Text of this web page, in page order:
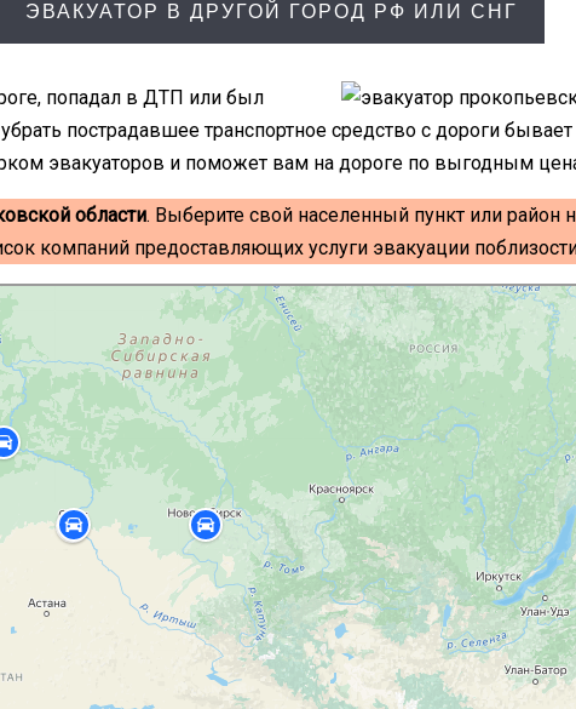
ЭВАКУАТОР В ДРУГОЙ ГОРОД РФ ИЛИ СНГ
попадал в ДТП или был
пострадавшее транспортное средство с дороги
эвакуаторов и поможет вам на дороге по выгодным
области. Выберите свой населенный пункт или район
компаний предоставляющих услуги эвакуации